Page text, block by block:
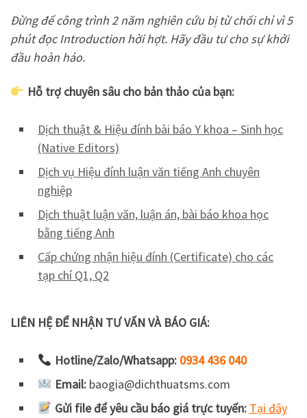
Đừng để công trình 2 năm nghiên cứu bị từ chối chỉ vì 5
phút đọc Introduction hời hợt. Hãy đầu tư cho sự khởi
đầu hoàn hảo.
Hỗ trợ chuyên sâu cho bản thảo của bạn:
Dịch thuật & Hiệu đính bài báo Y khoa – Sinh học
(Native Editors)
Dịch vụ Hiệu đính luận văn tiếng Anh chuyên
nghiệp
Dịch thuật luận văn, luận án, bài báo khoa học
bằng tiếng Anh
Cấp chứng nhận hiệu đính (Certificate) cho các
tạp chí Q1, Q2
LIÊN HỆ ĐỂ NHẬN TƯ VẤN VÀ BÁO GIÁ:
Hotline/Zalo/Whatsapp: 0934 436 040
Email:baogia@dichthuatsms.com
Gửi file để yêu cầu báo giá trực tuyến: Tại đây